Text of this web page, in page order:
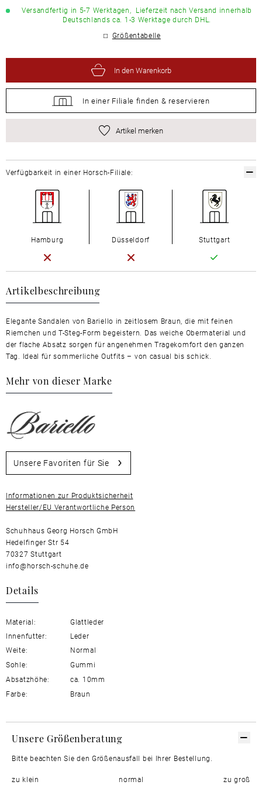
Versandfertig in 5-7 Werktagen, Lieferzeit nach Versand innerhalb
Deutschlands ca. 1-3 Werktage durch DHL.
Größentabelle
In den Warenkorb
In einer Filiale finden & reservieren
Artikel merken
Artikelbeschreibung
Elegante Sandalen von Bariello in zeitlosem Braun, die mit feinen
Riemchen und T-Steg-Form begeistern. Das weiche Obermaterial und
der flache Absatz sorgen für angenehmen Tragekomfort den ganzen
Tag. Ideal für sommerliche Outfits – von casual bis schick.
Mehr von dieser Marke
Unsere Favoriten für Sie
Informationen zur Produktsicherheit
Hersteller/EU Verantwortliche Person
Schuhhaus Georg Horsch GmbH
Hedelfinger Str 54
70327 Stuttgart
info@horsch-schuhe.de
Details
Material:
Glattleder
Innenfutter:
Leder
Weite:
Normal
Sohle:
Gummi
Absatzhöhe:
ca. 10mm
Farbe:
Braun
Verfügbarkeit in einer Horsch-Filiale:
Hamburg Düsseldorf Stuttgart
Unsere Größenberatung
Bitte beachten Sie den Größenausfall bei Ihrer Bestellung.
zu klein normal zu groß